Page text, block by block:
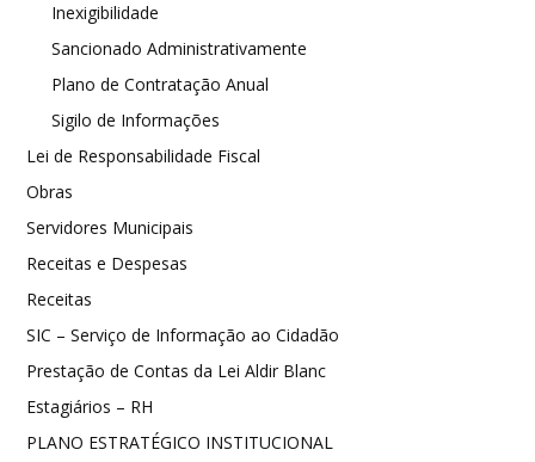
Inexigibilidade
Sancionado Administrativamente
Plano de Contratação Anual
Sigilo de Informações
Lei de Responsabilidade Fiscal
Obras
Servidores Municipais
Receitas e Despesas
Receitas
SIC – Serviço de Informação ao Cidadão
Prestação de Contas da Lei Aldir Blanc
Estagiários – RH
PLANO ESTRATÉGICO INSTITUCIONAL